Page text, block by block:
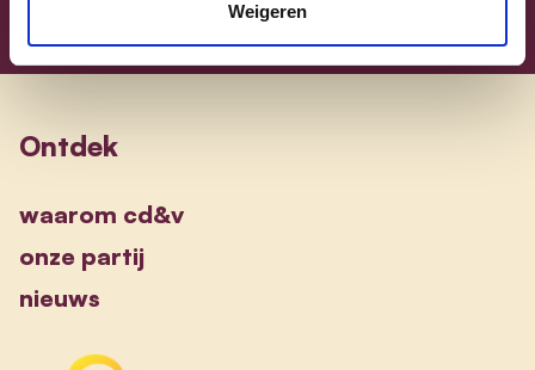
Weigeren
Ontdek
waarom cd&v
onze partij
nieuws